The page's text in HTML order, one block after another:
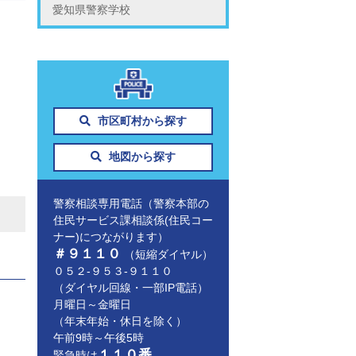
愛知県警察学校
市区町村から探す
地図から探す
警察相談専用電話（警察本部の
住民サービス課相談係(住民コー
ナー)につながります）
＃９１１０
（短縮ダイヤル）
０５２-９５３-９１１０
（ダイヤル回線・一部IP電話）
月曜日～金曜日
（年末年始・休日を除く）
午前9時～午後5時